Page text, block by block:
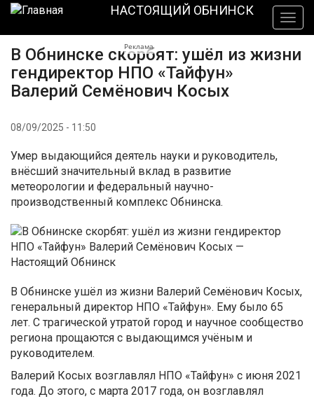
Перейти
основному
содержанию
НАСТОЯЩИЙ ОБНИНСК
Реклама
В Обнинске скорбят: ушёл из жизни
гендиректор НПО «Тайфун»
Валерий Семёнович Косых
08/09/2025 - 11:50
Умер выдающийся деятель науки и руководитель,
внёсший значительный вклад в развитие
метеорологии и федеральный научно-
производственный комплекс Обнинска.
В Обнинске ушёл из жизни Валерий Семёнович Косых,
генеральный директор НПО «Тайфун». Ему было 65
лет. С трагической утратой город и научное сообщество
региона прощаются с выдающимся учёным и
руководителем.
Валерий Косых возглавлял НПО «Тайфун» с июня 2021
года. До этого, с марта 2017 года, он возглавлял